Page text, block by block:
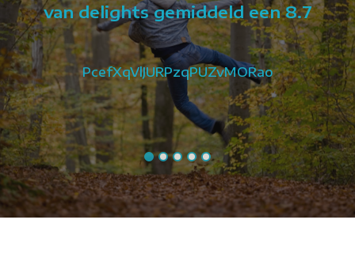
van delights gemiddeld een 8.7
PcefXqVlJURPzqPUZvMORao